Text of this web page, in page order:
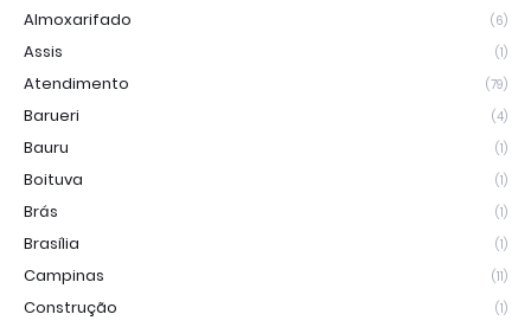
Almoxarifado (6)
Assis (1)
Atendimento (79)
Barueri (4)
Bauru (1)
Boituva (1)
Brás (1)
Brasília (1)
Campinas (11)
Construção (1)